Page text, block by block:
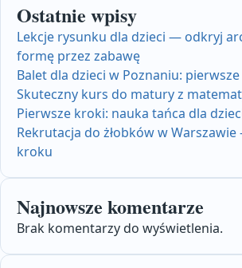
Ostatnie wpisy
Lekcje rysunku dla dzieci — odkryj
formę przez zabawę
Balet dla dzieci w Poznaniu:
Skuteczny kurs do matury z
Pierwsze kroki: nauka tańca dla
Rekrutacja do żłobków w
kroku
Najnowsze komentarze
Brak komentarzy do wyświetlenia.